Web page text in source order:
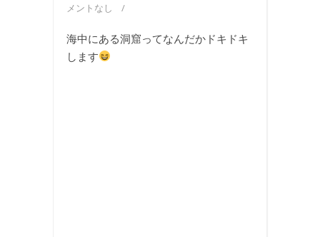
メントなし
海中にある洞窟ってなんだかドキドキ
します